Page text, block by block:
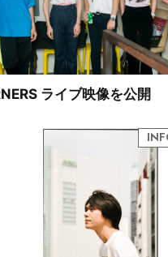
ライブ映像を公開